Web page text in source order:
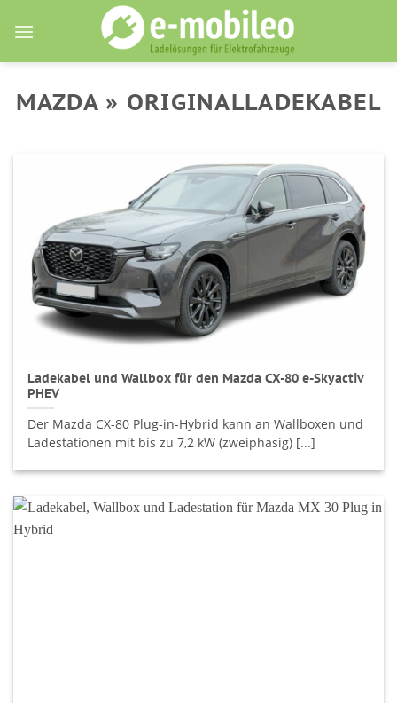
MAZDA » ORIGINALLADEKABEL
Ladekabel und Wallbox für den Mazda CX-80 e-Skyactiv
PHEV
Der Mazda CX-80 Plug-in-Hybrid kann an Wallboxen und
Ladestationen mit bis zu 7,2 kW (zweiphasig) [...]